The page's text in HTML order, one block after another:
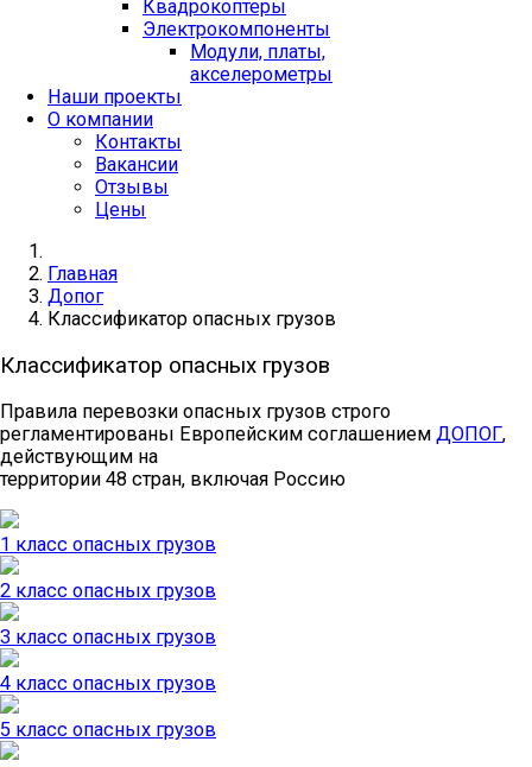
Квадрокоптеры
Электрокомпоненты
Модули, платы,
акселерометры
Наши проекты
О компании
Контакты
Вакансии
Отзывы
Цены
Главная
Допог
Классификатор опасных грузов
Классификатор опасных грузов
Правила перевозки опасных грузов строго
регламентированы Европейским соглашением ДОПОГ,
действующим на
территории 48 стран, включая Россию
1 класс опасных грузов
2 класс опасных грузов
3 класс опасных грузов
4 класс опасных грузов
5 класс опасных грузов